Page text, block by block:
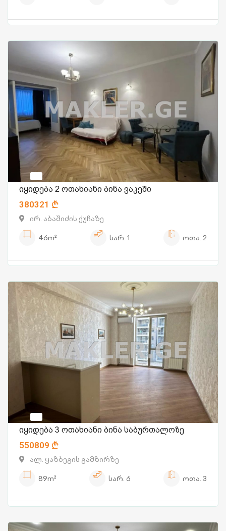
იყიდება 2 ოთახიანი ბინა ვაკეში
380321
ირ. აბაშიძის ქუჩაზე
46m²
სარ. 1 ოთა. 2
იყიდება 3 ოთახიანი ბინა საბურთალოზე
550809
ალ. ყაზბეგის გამზირზე
89m²
სარ. 6 ოთა. 3